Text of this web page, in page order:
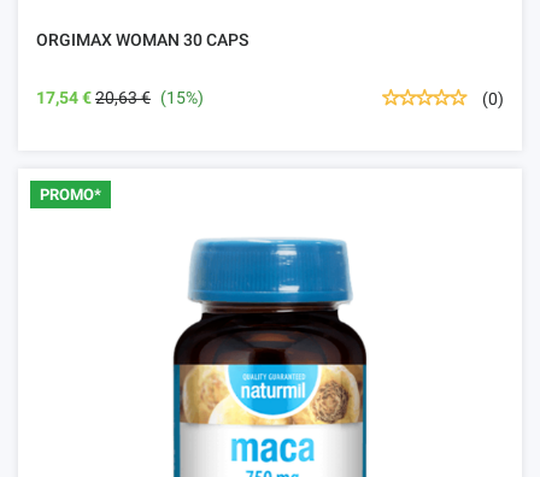
ORGIMAX WOMAN 30 CAPS
17,54 €20,63 € (15%) (0)
PROMO*